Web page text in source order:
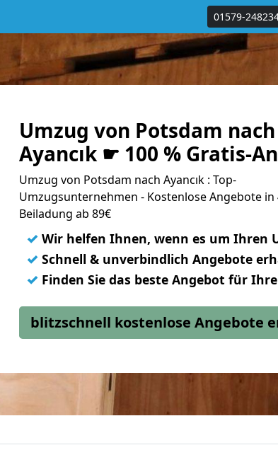
01579-
Umzug von Potsdam nach
Ayancık ☛ 100 % Gratis-
Umzug von Potsdam nach Ayancık : Top-
Umzugsunternehmen - Kostenlose Angebote
Beiladung ab 89€
✓ Wir helfen Ihnen, wenn es um Ihren
✓ Schnell & unverbindlich Angebote
✓ Finden Sie das beste Angebot für
blitzschnell kostenlose Angebote